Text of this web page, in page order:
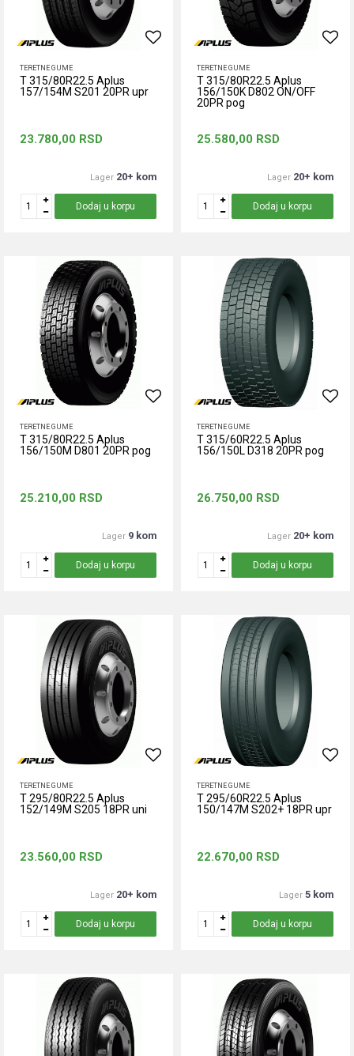
TERETNE GUME
T 315/80R22.5 Aplus
157/154M S201 20PR upr
23.780,00 RSD
Lager 20+ kom
Dodaj u korpu
TERETNE GUME
T 315/80R22.5 Aplus
156/150K D802 ON/OFF
20PR pog
25.580,00 RSD
Lager 20+ kom
Dodaj u korpu
TERETNE GUME
T 315/80R22.5 Aplus
156/150M D801 20PR pog
25.210,00 RSD
Lager 9 kom
Dodaj u korpu
TERETNE GUME
T 315/60R22.5 Aplus
156/150L D318 20PR pog
26.750,00 RSD
Lager 20+ kom
Dodaj u korpu
TERETNE GUME
T 295/80R22.5 Aplus
152/149M S205 18PR uni
23.560,00 RSD
Lager 20+ kom
Dodaj u korpu
TERETNE GUME
T 295/60R22.5 Aplus
150/147M S202+ 18PR upr
22.670,00 RSD
Lager 5 kom
Dodaj u korpu